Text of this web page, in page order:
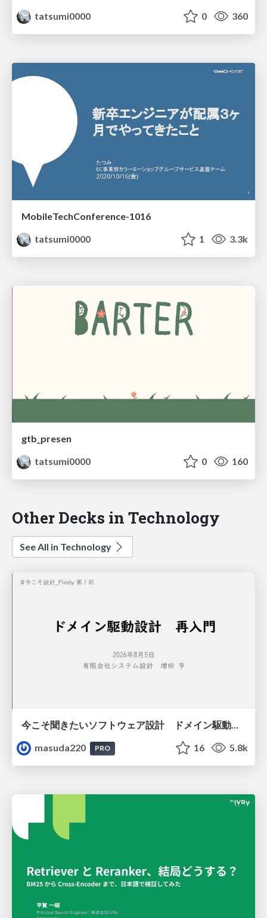
tatsumi0000
0 360
MobileTechConference-1016
tatsumi0000
1 3.3k
gtb_presen
tatsumi0000
0 160
Other Decks in Technology
See All in Technology
今こそ聞きたいソフトウェア設計 ドメイン駆動設計再入門
masuda220
PRO 16 5.8k